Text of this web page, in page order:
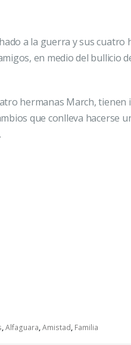
a la guerra y sus cuatro
en medio del bullicio
hermanas March,
que conlleva hacerse
,Alfaguara,Amistad, Familia